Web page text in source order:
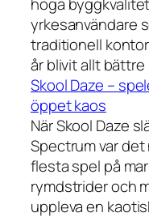
höga
yrkesanvändare
traditionell
år blivit allt
Skool Daze –
öppet kaos
När Skool Daze
Spectrum var
flesta spel på
rymdstrider och
uppleva en